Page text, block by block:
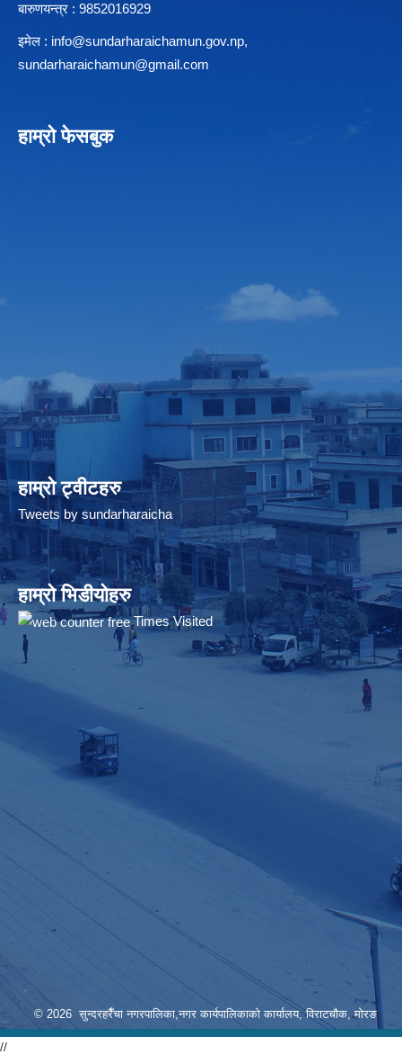
बारुणयन्त्र : 9852016929
इमेल : info@sundarharaichamun.gov.np,
sundarharaichamun@gmail.com
हाम्रो फेसबुक
हाम्रो ट्वीटहरु
Tweets by sundarharaicha
हाम्रो भिडीयोहरु
Times Visited
© 2026 सुन्दरहरैँचा नगरपालिका,नगर कार्यपालिकाको कार्यालय, विराटचौक, मोरङ
//